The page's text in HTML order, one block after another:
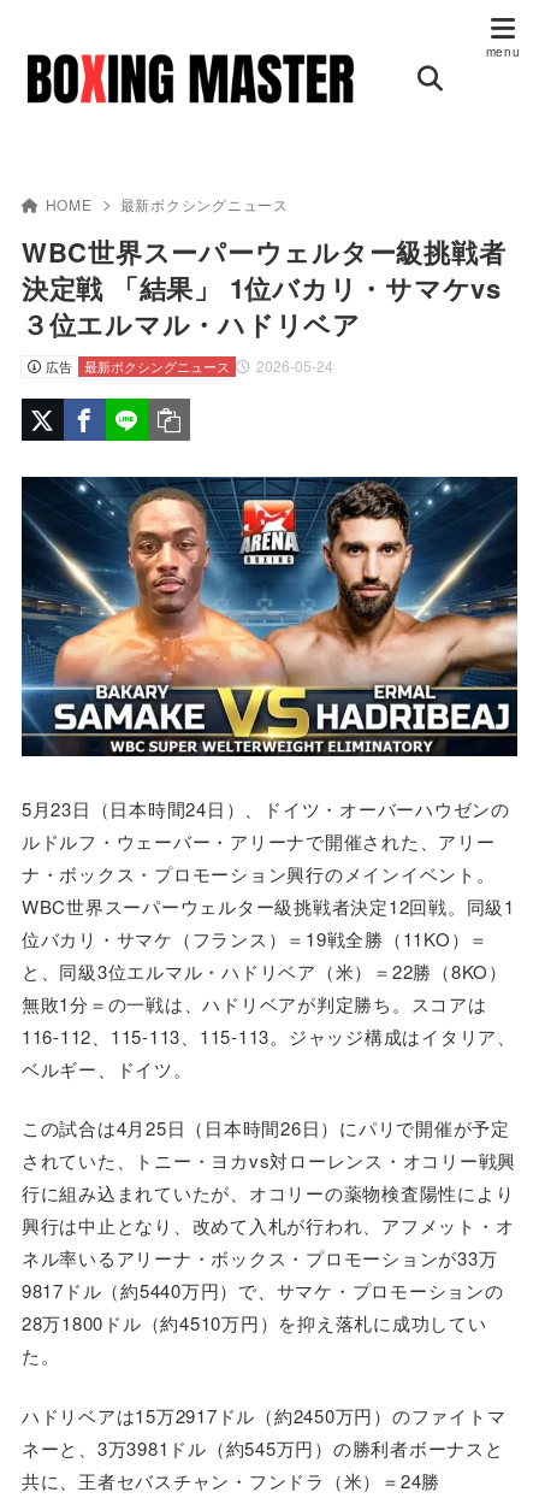
HOME 最新ボクシングニュース
WBC世界スーパーウェルター級挑戦者
決定戦 「結果」 1位バカリ・サマケvs
３位エルマル・ハドリベア
広告 2026-05-24
最新ボクシングニュース
5月23日（日本時間24日）、ドイツ・オーバーハウゼンの
ルドルフ・ウェーバー・アリーナで開催された、アリー
ナ・ボックス・プロモーション興行のメインイベント。
WBC世界スーパーウェルター級挑戦者決定12回戦。同級1
位バカリ・サマケ（フランス）＝19戦全勝（11KO）＝
と、同級3位エルマル・ハドリベア（米）＝22勝（8KO）
無敗1分＝の一戦は、ハドリベアが判定勝ち。スコアは
116-112、115-113、115-113。ジャッジ構成はイタリア、
ベルギー、ドイツ。
この試合は4月25日（日本時間26日）にパリで開催が予定
されていた、トニー・ヨカvs対ローレンス・オコリー戦興
行に組み込まれていたが、オコリーの薬物検査陽性により
興行は中止となり、改めて入札が行われ、アフメット・オ
ネル率いるアリーナ・ボックス・プロモーションが33万
9817ドル（約5440万円）で、サマケ・プロモーションの
28万1800ドル（約4510万円）を抑え落札に成功してい
た。
ハドリベアは15万2917ドル（約2450万円）のファイトマ
ネーと、3万3981ドル（約545万円）の勝利者ボーナスと
共に、王者セバスチャン・フンドラ（米）＝24勝